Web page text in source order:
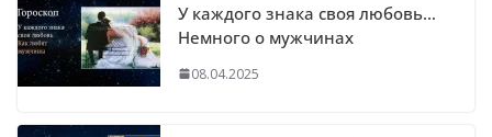
У каждого знака своя любовь…
Немного о мужчинах
08.04.2025